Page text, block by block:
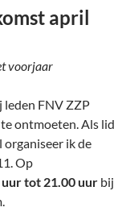
april
voorjaar
FNV ZZP
ontmoeten. Als lid
ik de
Op
uur tot 21.00 uur bij